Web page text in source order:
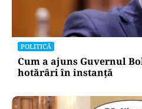
POLITICĂ
Cum a ajuns Guvernul
hotărâri în instanță